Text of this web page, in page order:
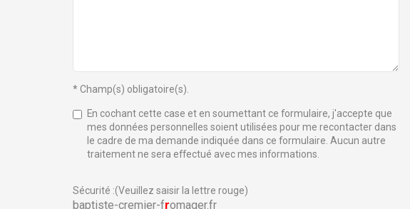
* Champ(s) obligatoire(s).
En cochant cette case et en soumettant ce formulaire, j'accepte que
mes données personnelles soient utilisées pour me recontacter dans
le cadre de ma demande indiquée dans ce formulaire. Aucun autre
traitement ne sera effectué avec mes informations.
Sécurité :(Veuillez saisir la lettre rouge)
baptiste-cremier-fromager.fr